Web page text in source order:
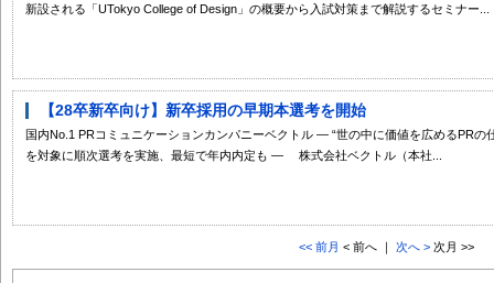
新設される「UTokyo College of Design」の概要から入試対策まで解説するセミナー...
【28卒新卒向け】新卒採用の早期本選考を開始
国内No.1 PRコミュニケーションカンパニーベクトル ― “世の中に価値を広めるPRの
を対象に順次選考を実施、最短で年内内定も ― 株式会社ベクトル（本社...
<< 前月 < 前へ ｜ 次へ >次月 >>